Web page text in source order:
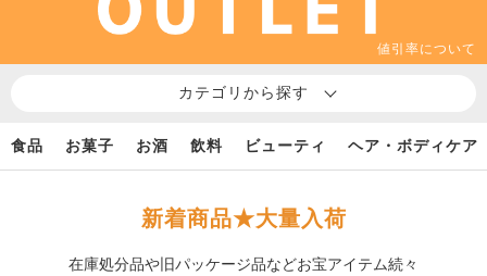
値引率について
カテゴリから探す
食品 お菓子 お酒 飲料 ビューティ ヘア・ボディケア
新着商品★大量入荷
在庫処分品や旧パッケージ品などお宝アイテム続々